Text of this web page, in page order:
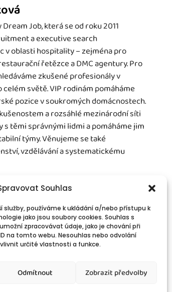
Souhlas
služby, používáme k ukládání a/nebo přístupu k
jako jsou soubory cookies. Souhlas s
zpracovávat údaje, jako je chování při
na tomto webu. Nesouhlas nebo odvolání
určité vlastnosti a funkce.
Odmítnout Zobrazit předvolby
Job, která se od roku 2011
a executive search
v oblasti hospitality – zejména pro
řetězce a DMC agentury. Pro
zkušené profesionály v
světě. VIP rodinám pomáháme
pozice v soukromých domácnostech.
a rozsáhlé mezinárodní síti
těmi správnými lidmi a pomáháme jim
týmy. Věnujeme se také
vzdělávání a systematickému
Spojte se s námi!
Kontakty